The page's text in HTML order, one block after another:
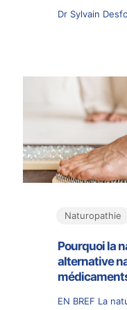
Dr Sylvain
Naturopathie
Pourquoi la
alternative
EN BREF La